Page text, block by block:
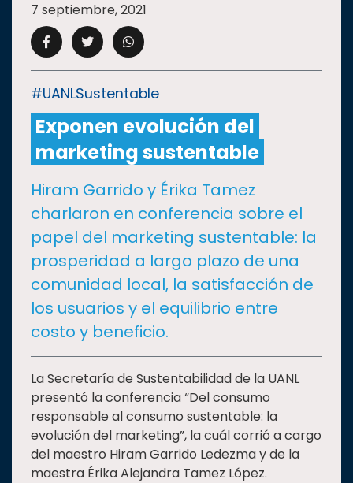
CAMPUS UANL
CULTURA
I+D+IEXPERTOS
SALUD
SUSTENTABILIDAD
TEMAS
Oferta
educativa
Estudiantes
7 septiembre, 2021
#UANLSustentable
Exponen evolución del
marketing sustentable
Hiram Garrido y Érika Tamez
charlaron en conferencia sobre el
papel del marketing sustentable: la
prosperidad a largo plazo de una
comunidad local, la satisfacción de
los usuarios y el equilibrio entre
costo y beneficio.
La Secretaría de Sustentabilidad de la UANL
presentó la conferencia “Del consumo
responsable al consumo sustentable: la
evolución del marketing”, la cuál corrió a cargo
del maestro Hiram Garrido Ledezma y de la
maestra Érika Alejandra Tamez López.